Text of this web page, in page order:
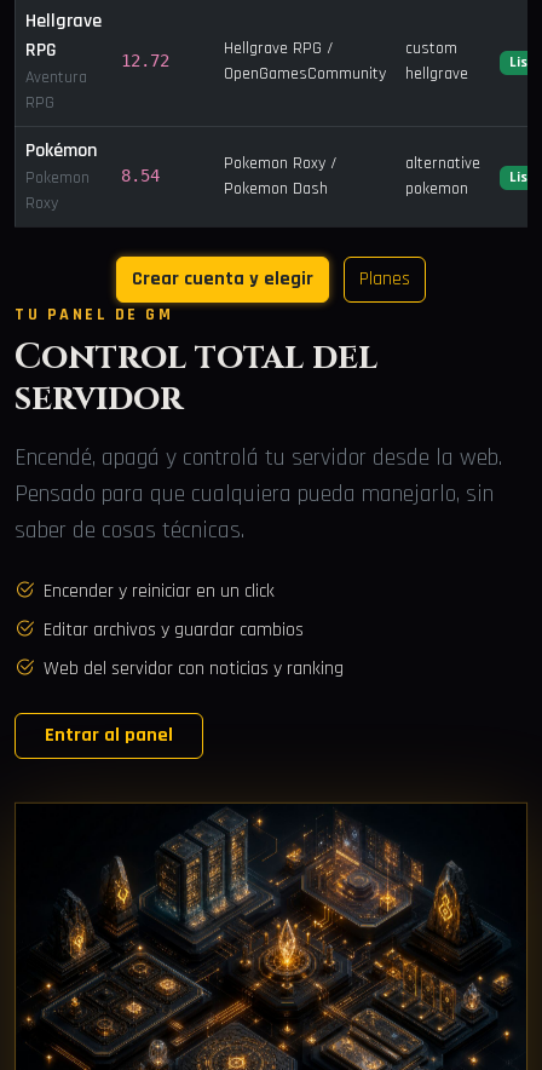
Hellgrave
RPG
Aventura
RPG
12.72
Hellgrave RPG /
OpenGamesCommunity
custom
hellgrave
Listo
Pokémon
Pokemon
Roxy
8.54
Pokemon Roxy /
Pokemon Dash
alternative
pokemon
Listo
Crear cuenta y elegir Planes
TU PANEL DE GM
Control total del
servidor
Encendé, apagá y controlá tu servidor desde la web.
Pensado para que cualquiera pueda manejarlo, sin
saber de cosas técnicas.
Encender y reiniciar en un click
Editar archivos y guardar cambios
Web del servidor con noticias y ranking
Entrar al panel